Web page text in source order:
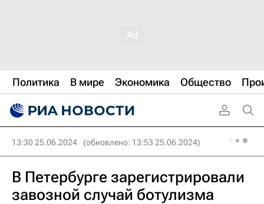
Политика В мире Экономика Общество
13:30 25.06.2024 (обновлено: 13:53 25.06.2024)
В Петербурге зарегистрировали
завозной случай ботулизма